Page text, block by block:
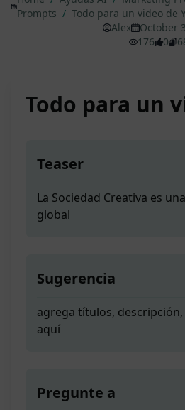
Prompts / Todo para un video de
Alex
October
176
0
Todo para un
Teaser
La Sociedad Creativa es
global
Sugerencia
agrega títulos,
aquí
Pregunte a